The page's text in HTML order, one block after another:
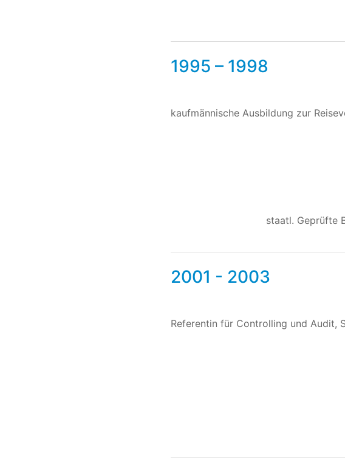
1995 – 1998
kaufmännische Ausbildung zur
staatl. Geprüfte
2001 - 2003
Referentin für Controlling und Audit,